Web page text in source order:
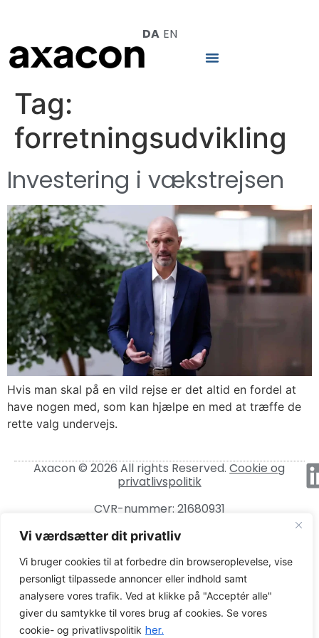
Vi værdsætter dit privatliv
Vi bruger cookies til at forbedre din browseroplevelse, vise
personligt tilpassede annoncer eller indhold samt
analysere vores trafik. Ved at klikke på "Acceptér alle"
giver du samtykke til vores brug af cookies. Se vores
cookie- og privatlivspolitik her.
DA EN
Tag:
forretningsudvikling
Investering i vækstrejsen
Hvis man skal på en vild rejse er det altid en fordel at
have nogen med, som kan hjælpe en med at træffe de
rette valg undervejs.
Axacon © 2026 All rights Reserved.Cookie og
privatlivspolitik
CVR-nummer: 21680931